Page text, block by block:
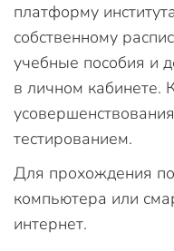
платформу
собственному
учебные пособия и
в личном кабинете.
тестированием.
Для прохождения
компьютера или
интернет.